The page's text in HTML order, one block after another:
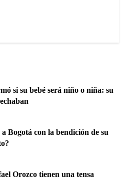
si su bebé será niño o niña: su
Bogotá con la bendición de su
Orozco tienen una tensa